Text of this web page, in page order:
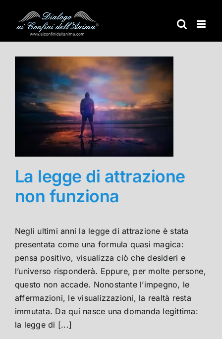
contenuto
La legge di attrazione
non funziona
Negli ultimi anni la legge di attrazione è stata
presentata come una formula quasi magica:
pensa positivo, visualizza ciò che desideri e
l’universo risponderà. Eppure, per molte persone,
questo non accade. Nonostante l’impegno, le
affermazioni, le visualizzazioni, la realtà resta
immutata. Da qui nasce una domanda legittima:
la legge di [...]